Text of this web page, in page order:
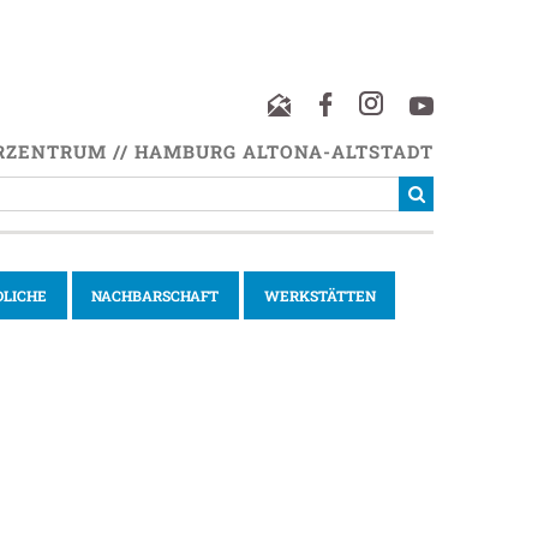
// HAMBURG ALTONA-ALTSTADT
NACHBARSCHAFT WERKSTÄTTEN